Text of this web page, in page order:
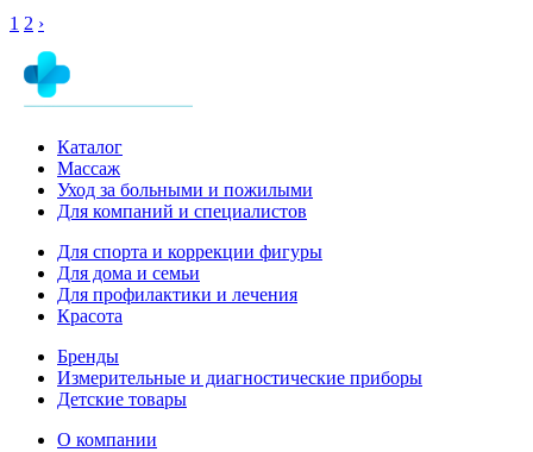
1 2 ›
Каталог
Массаж
Уход за больными и пожилыми
Для компаний и специалистов
Для спорта и коррекции фигуры
Для дома и семьи
Для профилактики и лечения
Красота
Бренды
Измерительные и диагностические приборы
Детские товары
О компании